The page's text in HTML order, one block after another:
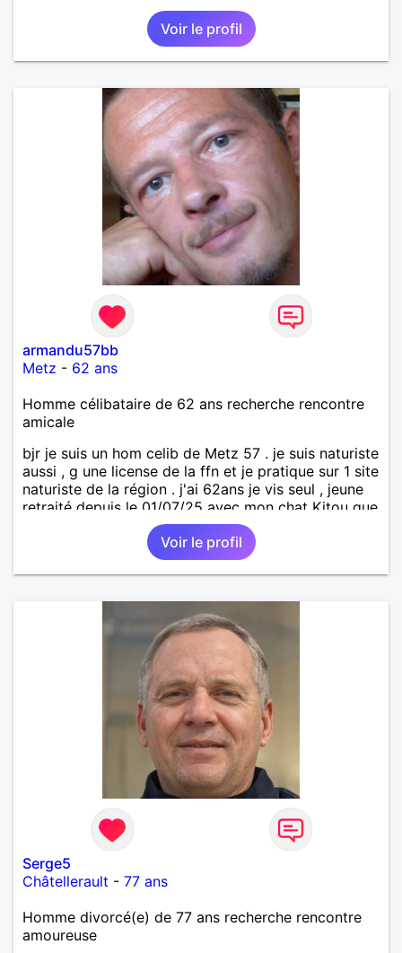
Voir le profil
armandu57bb
Metz - 62 ans
Homme célibataire de 62 ans recherche rencontre
amicale
bjr je suis un hom celib de Metz 57 . je suis naturiste
aussi , g une license de la ffn et je pratique sur 1 site
naturiste de la région . j'ai 62ans je vis seul , jeune
retraité depuis le 01/07/25 avec mon chat Kitou que
j'ai adopté en 04/2023 , je recherche une femme
pour amitié et compagnie , partager des moments
de détente , de loisirs et d'intimités dans le respect
mutuel sur ma région du 57/54.
Voir le profil
Serge5
Châtellerault - 77 ans
Homme divorcé(e) de 77 ans recherche rencontre
amoureuse